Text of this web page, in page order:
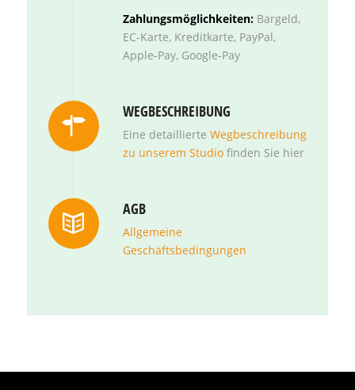
Zahlungsmöglichkeiten:Bargeld,
EC-Karte, Kreditkarte, PayPal,
Apple-Pay, Google-Pay
WEGBESCHREIBUNG
Eine detaillierte Wegbeschreibung
zu unserem Studiofinden Sie hier
AGB
Allgemeine
Geschäftsbedingungen